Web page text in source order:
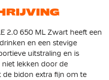
2.0 650 ML Zwart heeft een
en een stevige
uitstraling en is
niet lekken door de
de bidon extra fijn om te